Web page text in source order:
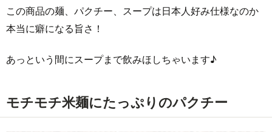
この商品の麺、パクチー、スープは日本人好み仕様なのか
本当に癖になる旨さ！
あっという間にスープまで飲みほしちゃいます♪
モチモチ米麺にたっぷりのパクチー